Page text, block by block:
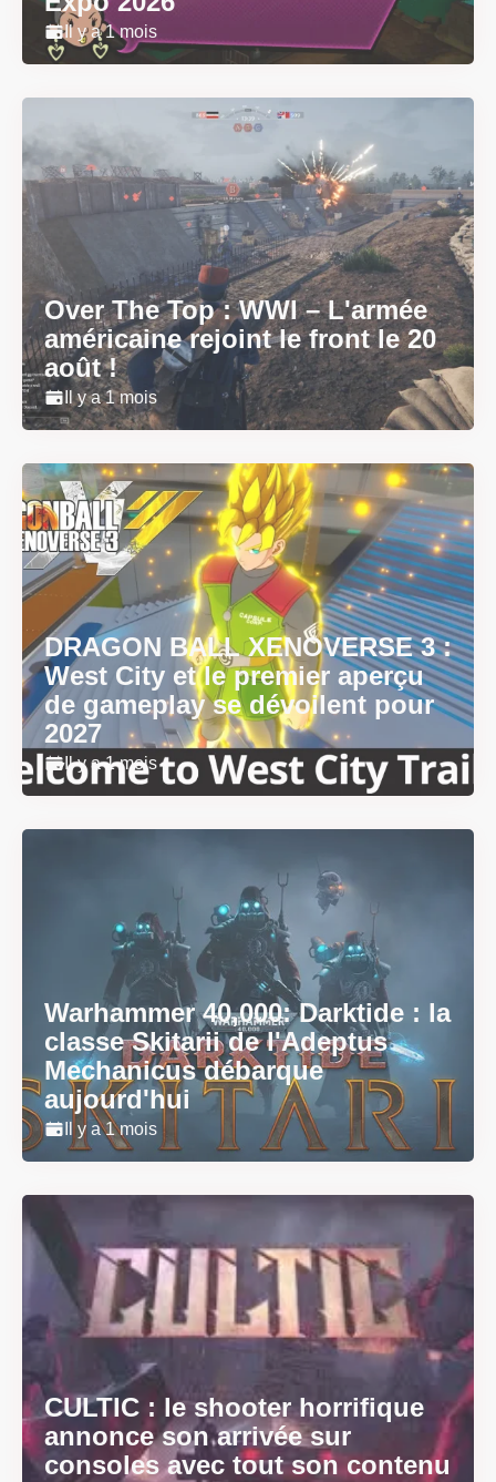
Il y a 1 mois
Over The Top : WWI – L'armée
américaine rejoint le front le 20
août !
Il y a 1 mois
DRAGON BALL XENOVERSE 3 :
West City et le premier aperçu
de gameplay se dévoilent pour
2027
Il y a 1 mois
Warhammer 40,000: Darktide : la
classe Skitarii de l'Adeptus
Mechanicus débarque
aujourd'hui
Il y a 1 mois
CULTIC : le shooter horrifique
annonce son arrivée sur
consoles avec tout son contenu